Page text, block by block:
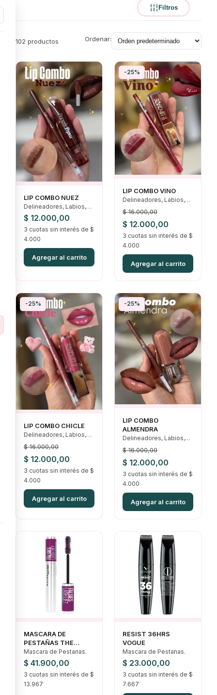
Filtros
102 productos Ordenar:
LIP COMBO NUEZ
Delineadores, Labios,
Lip Combo, Ofertas
$ 12.000,00
3 cuotas sin interés de $
4.000
Agregar al carrito
-25%
LIP COMBO VINO
Delineadores, Labios,
Lip Combo, Ofertas
$16.000,00
El
precio
original
era:
$ 12.000,00
precio
es:
$ 12.000,00.
3 cuotas sin interés de $
4.000
Agregar al carrito
-25%
LIP COMBO CHICLE
Delineadores, Labios,
Lip Combo, Ofertas
$16.000,00
El
precio
original
era:
$ 16.000,00.
$ 12.000,00
precio
es:
$ 12.000,00.
3 cuotas sin interés de $
4.000
Agregar al carrito
-25%
LIP COMBO
ALMENDRA
Delineadores, Labios,
Lip Combo, Ofertas
$16.000,00
El
precio
original
era:
$ 12.000,00
precio
es:
$ 12.000,00.
3 cuotas sin interés de $
4.000
Agregar al carrito
MASCARA DE
PESTAÑAS THE
FALSIES LASH LIFT
MAYBELLINE
Mascara de Pestanas.
$ 41.900,00
3 cuotas sin interés de $
13.967
RESIST 36HRS
VOGUE
Mascara de Pestanas.
$ 23.000,00
3 cuotas sin interés de $
7.667